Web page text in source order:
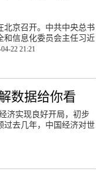
北京召开。中共中央总书
和信息化委员会主任习近
22 21:21
数据给你看
济实现良好开局，初步
过去几年，中国经济对世